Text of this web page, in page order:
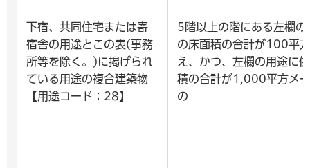
下宿、共同住宅または寄
宿舎の用途とこの表(事務
所等を除く。)に掲げられ
ている用途の複合建築物
【用途コード：28】
5階以上の階にある左欄の
の床面積の合計が100平
え、かつ、左欄の用途に
積の合計が1,000平方メ
の